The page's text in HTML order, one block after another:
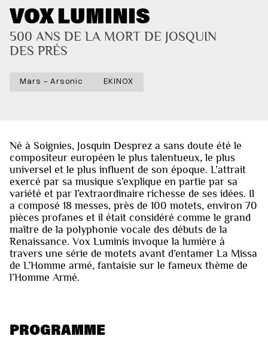
VOX LUMINIS
500 ANS DE LA MORT DE JOSQUIN
DES PRÉS
Mars - Arsonic EKINOX
Né à Soignies, Josquin Desprez a sans doute été le
compositeur européen le plus talentueux, le plus
universel et le plus influent de son époque. L’attrait
exercé par sa musique s’explique en partie par sa
variété et par l’extraordinaire richesse de ses idées. Il
a composé 18 messes, près de 100 motets, environ 70
pièces profanes et il était considéré comme le grand
maître de la polyphonie vocale des débuts de la
Renaissance. Vox Luminis invoque la lumière à
travers une série de motets avant d’entamer La Missa
de L’Homme armé, fantaisie sur le fameux thème de
l’Homme Armé.
PROGRAMME